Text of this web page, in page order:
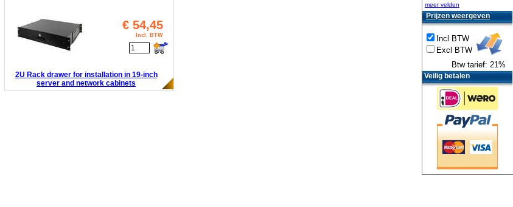
€ 54,45
Incl. BTW
2U Rack drawer for installation in 19-inch
server and network cabinets
meer velden
Prijzen weergeven
Incl BTW
Excl BTW
Btw tarief: 21%
Veilig betalen